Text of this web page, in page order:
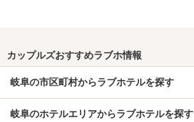
カップルズおすすめラブホ情報
岐阜の市区町村からラブホテルを探す
岐阜のホテルエリアからラブホテルを探す